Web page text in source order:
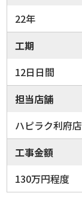
22年
工期
12日日間
担当店舗
ハピラク利府店
工事金額
130万円程度